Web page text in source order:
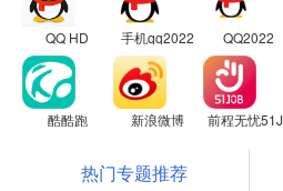
QQ HD 手机qq2022 QQ2022
酷酷跑 新浪微博 前程无忧
热门专题推荐